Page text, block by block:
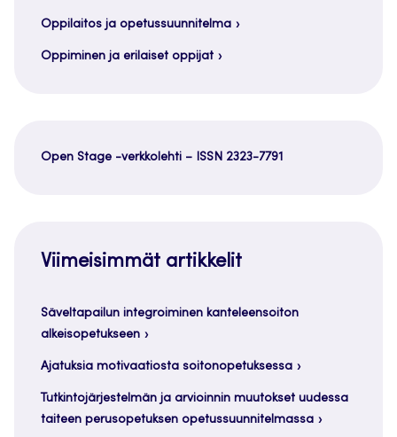
Oppilaitos ja opetussuunnitelma
Oppiminen ja erilaiset oppijat
Open Stage -verkkolehti – ISSN 2323-7791
Viimeisimmät artikkelit
Säveltapailun integroiminen kanteleensoiton
alkeisopetukseen
Ajatuksia motivaatiosta soitonopetuksessa
Tutkintojärjestelmän ja arvioinnin muutokset uudessa
taiteen perusopetuksen opetussuunnitelmassa